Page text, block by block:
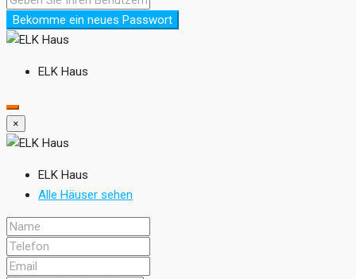
Bekomme ein neues Passwort
ELK Haus
×
ELK Haus
Alle Häuser sehen